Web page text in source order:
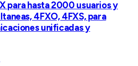
para hasta 2000 usuarios y
4FXO, 4FXS, para
unificadas y